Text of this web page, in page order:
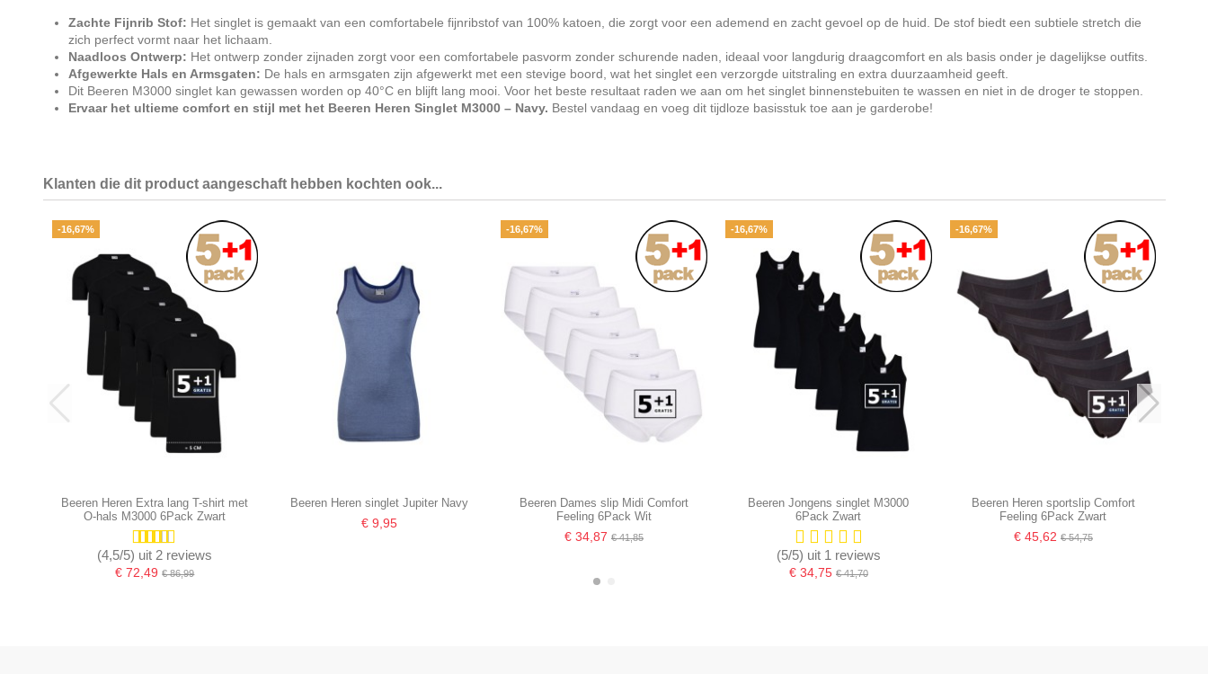
Zachte Fijnrib Stof: Het singlet is gemaakt van een comfortabele fijnribstof van 100% katoen, die zorgt voor een ademend en zacht gevoel op de huid. De stof biedt een subtiele stretch die
zich perfect vormt naar het lichaam.
Naadloos Ontwerp: Het ontwerp zonder zijnaden zorgt voor een comfortabele pasvorm zonder schurende naden, ideaal voor langdurig draagcomfort en als basis onder je dagelijkse outfits.
Afgewerkte Hals en Armsgaten: De hals en armsgaten zijn afgewerkt met een stevige boord, wat het singlet een verzorgde uitstraling en extra duurzaamheid geeft.
Dit Beeren M3000 singlet kan gewassen worden op 40°C en blijft lang mooi. Voor het beste resultaat raden we aan om het singlet binnenstebuiten te wassen en niet in de droger te stoppen.
Ervaar het ultieme comfort en stijl met het Beeren Heren Singlet M3000 – Navy. Bestel vandaag en voeg dit tijdloze basisstuk toe aan je garderobe!
Klanten die dit product aangeschaft hebben kochten ook...
-16,67%
Beeren Heren Extra lang T-shirt met
O-hals M3000 6Pack Zwart
(4,5/5) uit 2 reviews
€ 72,49€ 86,99
Beeren Heren singlet Jupiter Navy
€ 9,95
-16,67%
Beeren Dames slip Midi Comfort
Feeling 6Pack Wit
€ 34,87 € 41,85
-16,67%
Beeren Jongens singlet M3000
6Pack Zwart
(5/5) uit 1 reviews
€ 34,75 € 41,70
-16,67%
Beeren Heren sportslip Comfort
Feeling 6Pack Zwart
€ 45,62 € 54,75